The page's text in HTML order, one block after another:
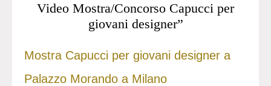
Video Mostra/Concorso Capucci per
giovani designer”
Mostra Capucci per giovani designer a
Palazzo Morando a Milano